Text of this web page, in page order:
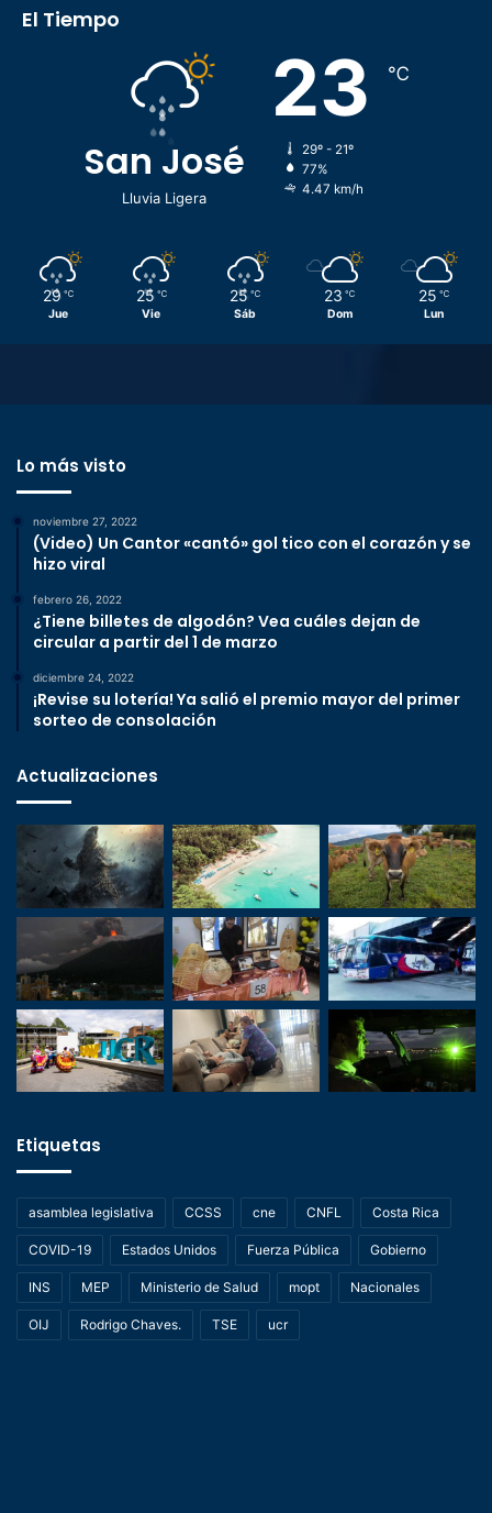
El Tiempo
San José
Lluvia Ligera
23 ℃
29º - 21º
77%
4.47 km/h
29 ℃
Jue
25 ℃
Vie
25 ℃
Sáb
23 ℃
Dom
25 ℃
Lun
Lo más visto
noviembre 27, 2022
(Video) Un Cantor «cantó» gol tico con el corazón y se
hizo viral
febrero 26, 2022
¿Tiene billetes de algodón? Vea cuáles dejan de
circular a partir del 1 de marzo
diciembre 24, 2022
¡Revise su lotería! Ya salió el premio mayor del primer
sorteo de consolación
Actualizaciones
Etiquetas
asamblea legislativa CCSS cne CNFL Costa Rica
COVID-19 Estados Unidos Fuerza Pública Gobierno
INS MEP Ministerio de Salud mopt Nacionales
OIJ Rodrigo Chaves. TSE ucr